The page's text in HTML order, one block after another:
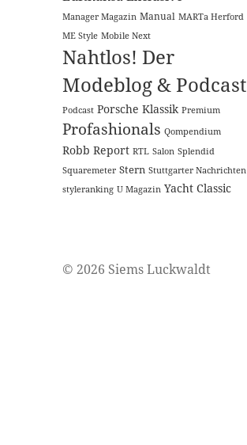
Manager Magazin Manual MARTa Herford
ME Style Mobile Next
Nahtlos! Der
Modeblog & Podcast
Podcast Porsche Klassik Premium
Profashionals Qompendium
Robb Report RTL Salon Splendid
Squaremeter Stern Stuttgarter Nachrichten
styleranking U Magazin Yacht Classic
© 2026 Siems Luckwaldt